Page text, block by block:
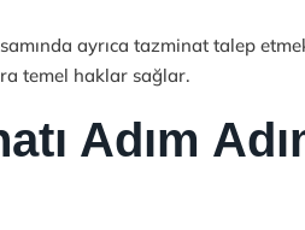
ayrıca tazminat talep
temel haklar sağlar.
Adım